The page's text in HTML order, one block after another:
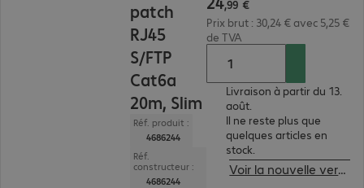
patch
RJ45
S/FTP
Cat6a
20m, Slim
Réf. produit :
4686244
Réf.
constructeur :
4686244
,99 €
Prix brut : 30,24 € avec 5,25 €
de TVA
Livraison à partir du 13.
août.
Il ne reste plus que
quelques articles en
stock.
Voir la nouvelle version du produit